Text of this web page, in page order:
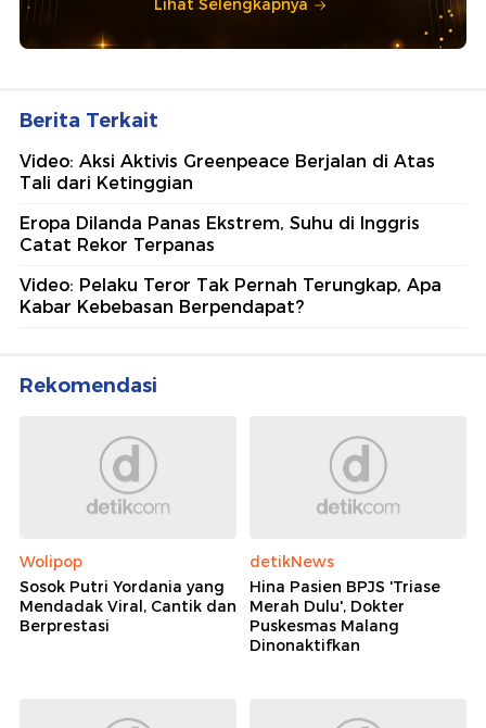
Lihat Selengkapnya
Berita Terkait
Video: Aksi Aktivis Greenpeace Berjalan di Atas
Tali dari Ketinggian
Eropa Dilanda Panas Ekstrem, Suhu di Inggris
Catat Rekor Terpanas
Video: Pelaku Teror Tak Pernah Terungkap, Apa
Kabar Kebebasan Berpendapat?
Rekomendasi
Wolipop
Sosok Putri Yordania yang
Mendadak Viral, Cantik dan
Berprestasi
detikNews
Hina Pasien BPJS 'Triase
Merah Dulu', Dokter
Puskesmas Malang
Dinonaktifkan